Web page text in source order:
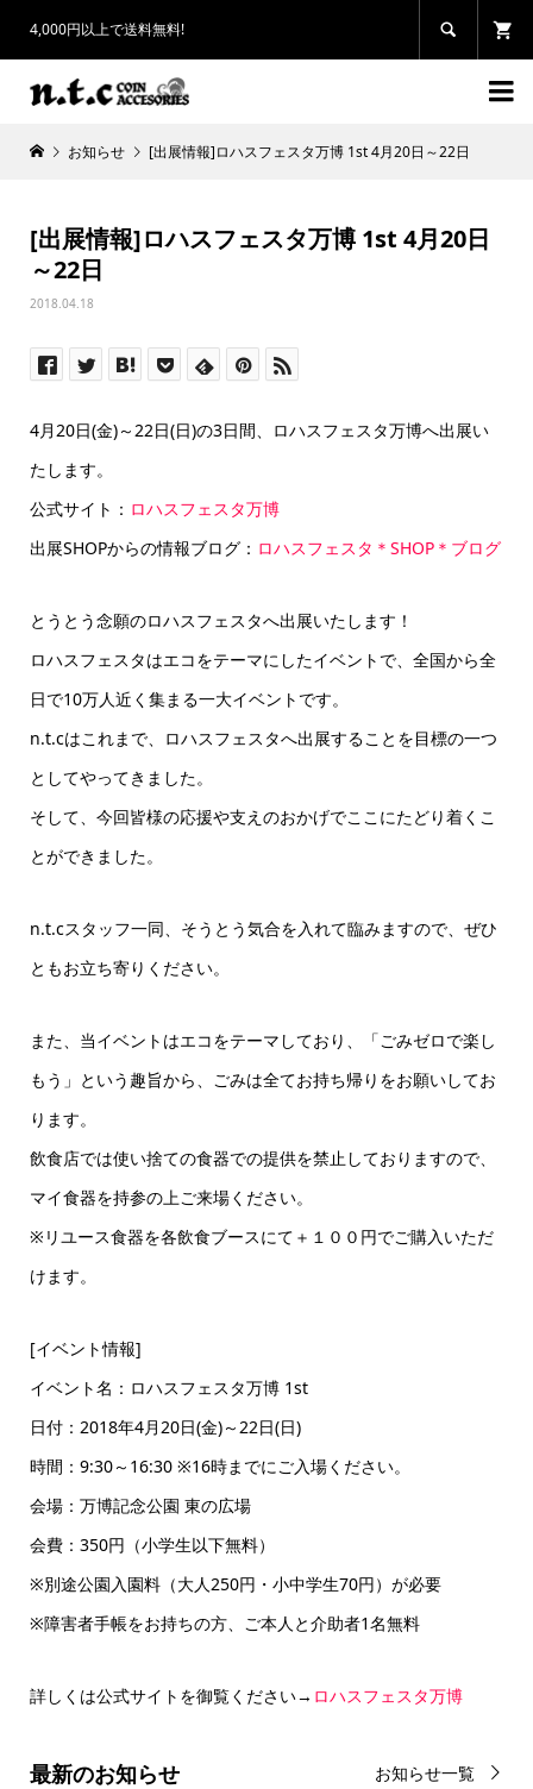
4,000円以上で送料無料! 

お知らせ [出展情報]ロハスフェスタ万博 1st 4月20日～22日
[出展情報]ロハスフェスタ万博 1st 4月20日
～22日
2018.04.18
4月20日(金)～22日(日)の3日間、ロハスフェスタ万博へ出展い
たします。
公式サイト： ロハスフェスタ万博
出展SHOPからの情報ブログ： ロハスフェスタ＊SHOP＊ブログ
とうとう念願のロハスフェスタへ出展いたします！
ロハスフェスタはエコをテーマにしたイベントで、全国から全
日で10万人近く集まる一大イベントです。
n.t.cはこれまで、ロハスフェスタへ出展することを目標の一つ
としてやってきました。
そして、今回皆様の応援や支えのおかげでここにたどり着くこ
とができました。
n.t.cスタッフ一同、そうとう気合を入れて臨みますので、ぜひ
ともお立ち寄りください。
また、当イベントはエコをテーマしており、「ごみゼロで楽し
もう」という趣旨から、ごみは全てお持ち帰りをお願いしてお
ります。
飲食店では使い捨ての食器での提供を禁止しておりますので、
マイ食器を持参の上ご来場ください。
※リユース食器を各飲食ブースにて＋１００円でご購入いただ
けます。
[イベント情報]
イベント名：ロハスフェスタ万博 1st
日付：2018年4月20日(金)～22日(日)
時間：9:30～16:30 ※16時までにご入場ください。
会場：万博記念公園 東の広場
会費：350円（小学生以下無料）
※別途公園入園料（大人250円・小中学生70円）が必要
※障害者手帳をお持ちの方、ご本人と介助者1名無料
詳しくは公式サイトを御覧ください→ ロハスフェスタ万博
最新のお知らせ お知らせ一覧